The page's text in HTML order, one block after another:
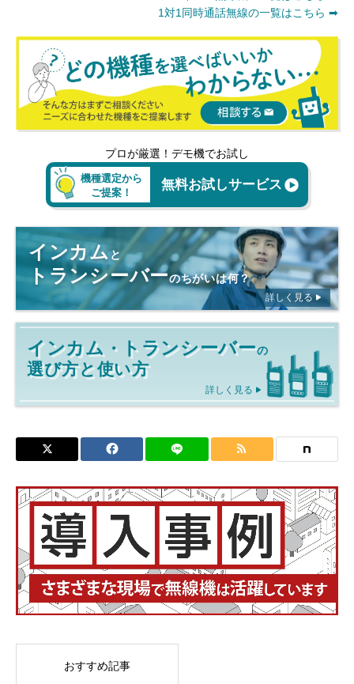
1対1同時通話無線の一覧はこちら ➡
プロが厳選！デモ機でお試し
機種選定から
ご提案！
無料お試しサービス
インカムと
トランシーバーのちがいは何？
詳しく見る
インカム ・ トランシーバーの
選び方と使い方
詳しく見る
おすすめ記事